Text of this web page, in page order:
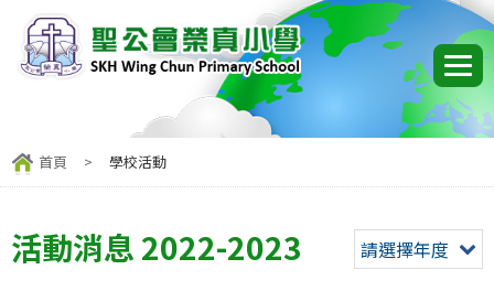
首頁 > 學校活動
活動消息 2022-2023 請選擇年度